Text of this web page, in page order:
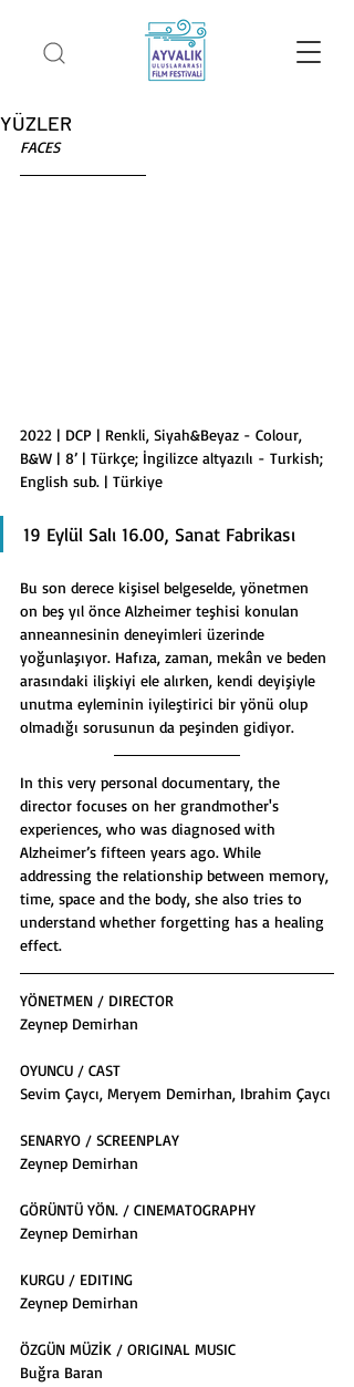
YÜZLER
FACES
2022 | DCP | Renkli, Siyah&Beyaz - Colour,
B&W | 8’ | Türkçe; İngilizce altyazılı - Turkish;
English sub. | Türkiye
19 Eylül Salı 16.00, Sanat Fabrikası
Bu son derece kişisel belgeselde, yönetmen
on beş yıl önce Alzheimer teşhisi konulan
anneannesinin deneyimleri üzerinde
yoğunlaşıyor. Hafıza, zaman, mekân ve beden
arasındaki ilişkiyi ele alırken, kendi deyişiyle
unutma eyleminin iyileştirici bir yönü olup
olmadığı sorusunun da peşinden gidiyor.
In this very personal documentary, the
director focuses on her grandmother's
experiences, who was diagnosed with
Alzheimer’s fifteen years ago. While
addressing the relationship between memory,
time, space and the body, she also tries to
understand whether forgetting has a healing
effect.
YÖNETMEN / DIRECTOR
Zeynep Demirhan
OYUNCU / CAST
Sevim Çaycı, Meryem Demirhan, Ibrahim Çaycı
SENARYO / SCREENPLAY
Zeynep Demirhan
GÖRÜNTÜ YÖN. / CINEMATOGRAPHY
Zeynep Demirhan
KURGU / EDITING
Zeynep Demirhan
ÖZGÜN MÜZİK / ORIGINAL MUSIC
Buğra Baran